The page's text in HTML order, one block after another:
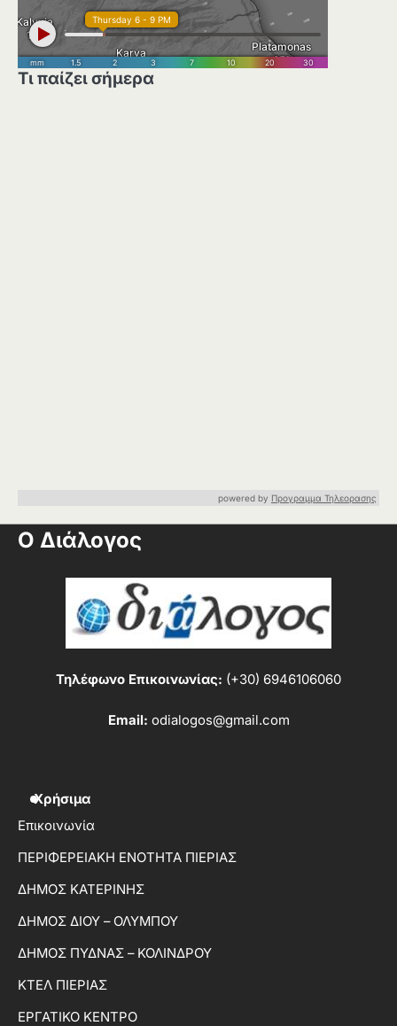
Τι παίζει σήμερα
powered by Προγραμμα Τηλεορασης
Ο Διάλογος
Τηλέφωνο Επικοινωνίας: (+30) 6946106060
Email: odialogos@gmail.com
Χρήσιμα
Επικοινωνία
ΠΕΡΙΦΕΡΕΙΑΚΗ ΕΝΟΤΗΤΑ ΠΙΕΡΙΑΣ
ΔΗΜΟΣ ΚΑΤΕΡΙΝΗΣ
ΔΗΜΟΣ ΔΙΟΥ – ΟΛΥΜΠΟΥ
ΔΗΜΟΣ ΠΥΔΝΑΣ – ΚΟΛΙΝΔΡΟΥ
ΚΤΕΛ ΠΙΕΡΙΑΣ
ΕΡΓΑΤΙΚΟ ΚΕΝΤΡΟ